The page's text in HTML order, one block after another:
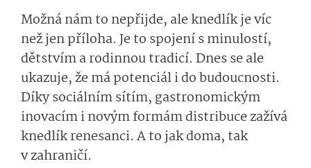
Možná nám to nepřijde, ale knedlík je víc
než jen příloha. Je to spojení s minulostí,
dětstvím a rodinnou tradicí. Dnes se ale
ukazuje, že má potenciál i do budoucnosti.
Díky sociálním sítím, gastronomickým
inovacím i novým formám distribuce zažívá
knedlík renesanci. A to jak doma, tak
v zahraničí.